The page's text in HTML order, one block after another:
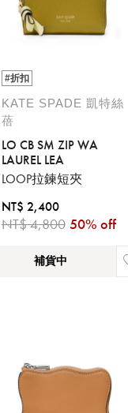
#折扣
KATE SPADE 凱特絲
蓓
LO CB SM ZIP WA
LAUREL LEA
LOOP拉鍊短夾
NT$ 2,400
NT$ 4,800 50% off
補貨中